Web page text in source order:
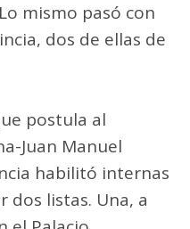
mismo pasó con
dos de ellas de
postula al
Juan Manuel
habilitó internas
dos listas. Una, a